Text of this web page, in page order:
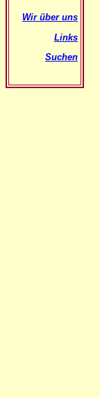
Wir über uns
Links
Suchen